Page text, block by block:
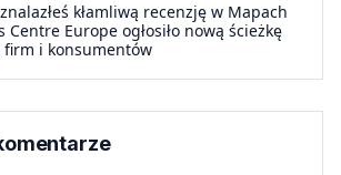
kłamliwą recenzję w Mapach
Centre Europe ogłosiło nową ścieżkę
firm i konsumentów